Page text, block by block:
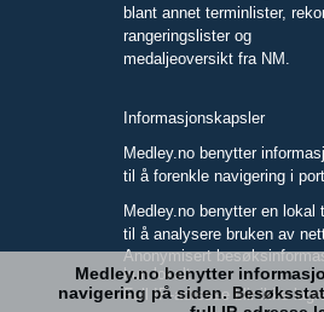
blant annet terminlister,
rangeringslister og
medaljeoversikt fra NM.
Informasjonskapsler
Medley.no benytter
til å forenkle navigering i
Medley.no benytter en lokal
til å analysere bruken av
Anonymisert
kun lokalt.
Full IP-adresse blir ikke
Medley.no benytter
navigering på siden.